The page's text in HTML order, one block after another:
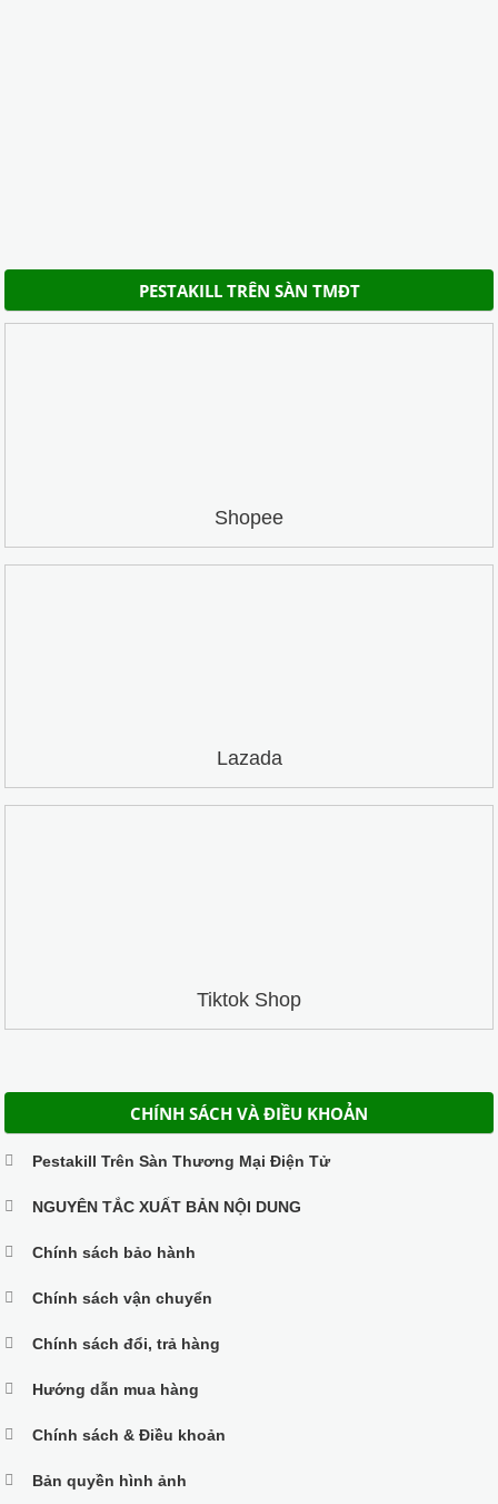
PESTAKILL TRÊN SÀN TMĐT
Shopee
Lazada
Tiktok Shop
CHÍNH SÁCH VÀ ĐIỀU KHOẢN
Pestakill Trên Sàn Thương Mại Điện Tử
NGUYÊN TẮC XUẤT BẢN NỘI DUNG
Chính sách bảo hành
Chính sách vận chuyển
Chính sách đổi, trả hàng
Hướng dẫn mua hàng
Chính sách & Điều khoản
Bản quyền hình ảnh